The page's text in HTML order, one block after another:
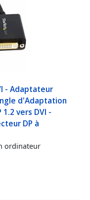
- Adaptateur
d'Adaptation
vers DVI -
DP à
ordinateur